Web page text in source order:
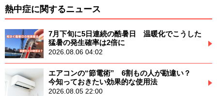
熱中症に関するニュース
7月下旬に5日連続の酷暑日 温暖化でこうした
猛暑の発生確率は2倍に
2026.08.06 04:02
エアコンの“節電術” 6割もの人が勘違い？
今知っておきたい効果的な使用法
2026.08.05 22:00